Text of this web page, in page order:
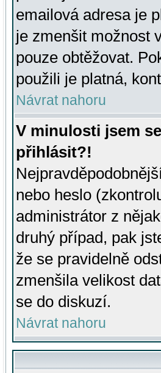
emailová adresa je
je zmenšit možnost
pouze obtěžovat.
použili je platná,
Návrat nahoru
V minulosti jsem
přihlásit?!
nebo heslo
administrátor z
druhý případ, pak
že se pravidelně
zmenšila velikost
se do diskuzí.
Návrat nahoru